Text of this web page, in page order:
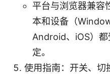
平台与浏览器兼容
本和设备（
Android、iOS）
定。
使用指南：开关、切